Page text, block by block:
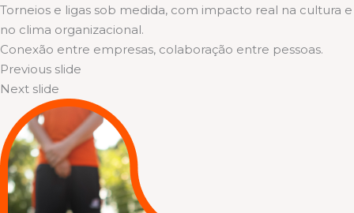
Torneios e ligas sob medida, com impacto real na cultura e
no clima organizacional.
Conexão entre empresas, colaboração entre pessoas.
Previous slide
Next slide